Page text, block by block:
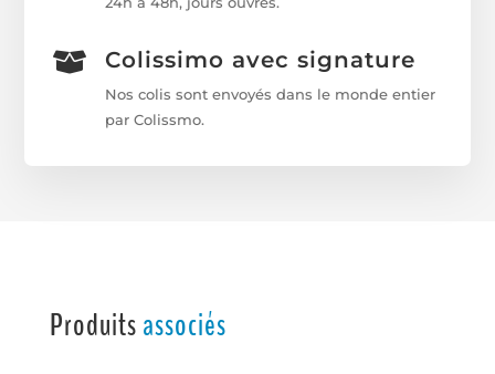
 Colissimo avec signature
Nos colis sont envoyés dans le monde entier
par Colissmo.
Produitsassociés